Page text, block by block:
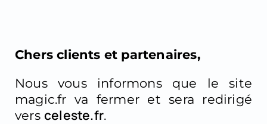
Chers clients et partenaires,
Nous vous informons que le site
magic.fr va fermer et sera redirigé
vers celeste.fr.